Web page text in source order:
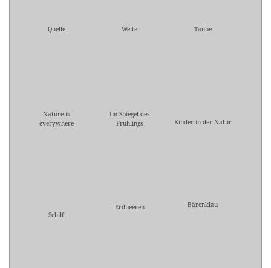
Quelle Weite Taube
Nature is
everywhere
Im Spiegel des
Frühlings
Kinder in der Natur
Schilf
Erdbeeren Bärenklau